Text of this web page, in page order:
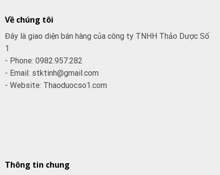
Về chúng tôi
Đây là giao diện bán hàng của công ty TNHH Thảo Dược Số
1
- Phone: 0982.957.282
- Email: stktinh@gmail.com
- Website: Thaoduocso1.com
Thông tin chung